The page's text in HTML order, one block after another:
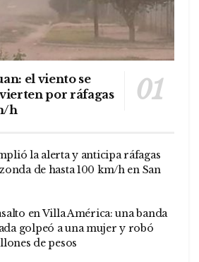
el viento se
por ráfagas
h
la alerta y anticipa ráfagas
de hasta 100 km/h en San
en Villa América: una banda
golpeó a una mujer y robó
de pesos